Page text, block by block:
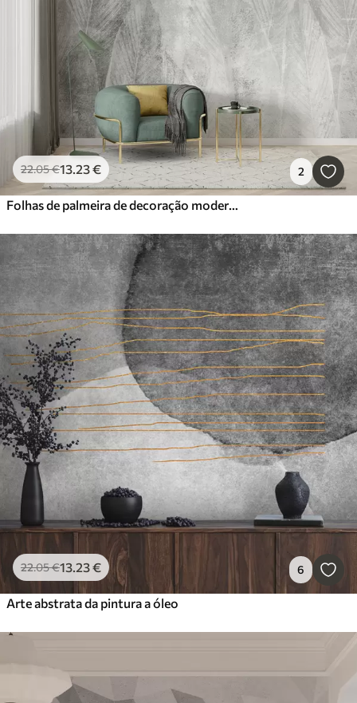
22.05€13.23€ 2
Folhas de palmeira de decoração moderna em um fundo de concreto
22.05€13.23€ 6
Arte abstrata da pintura a óleo